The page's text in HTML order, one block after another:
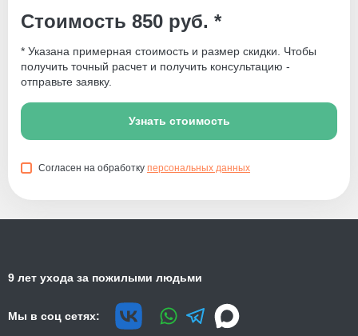
Стоимость 850 руб. *
* Указана примерная стоимость и размер скидки. Чтобы
получить точный расчет и получить консультацию -
отправьте заявку.
Узнать стоимость
Согласен на обработку персональных данных
9 лет ухода за пожилыми людьми
Мы в соц сетях: